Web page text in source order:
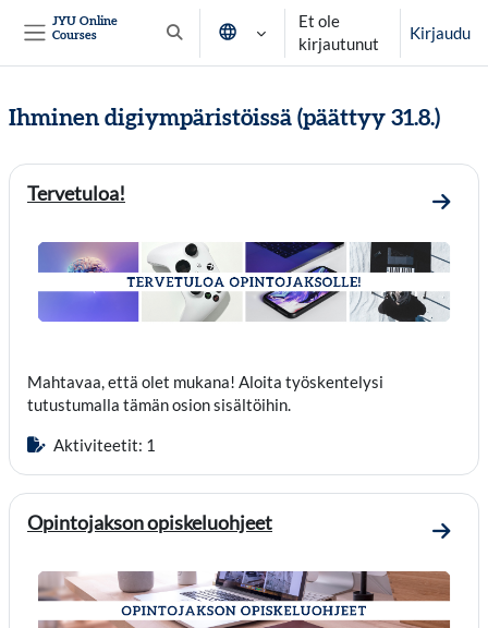
JYU Online
Courses
Vaihda hakusyöttöä
Et ole
kirjautunut
Kirjaudu
Ihminen digiympäristöissä (päättyy 31.8.)
Osion ääriviiva
Tervetuloa!
Mene
Mahtavaa, että olet mukana! Aloita työskentelysi
tutustumalla tämän osion sisältöihin.
Aktiviteetit: 1
Opintojakson opiskeluohjeet
Mene